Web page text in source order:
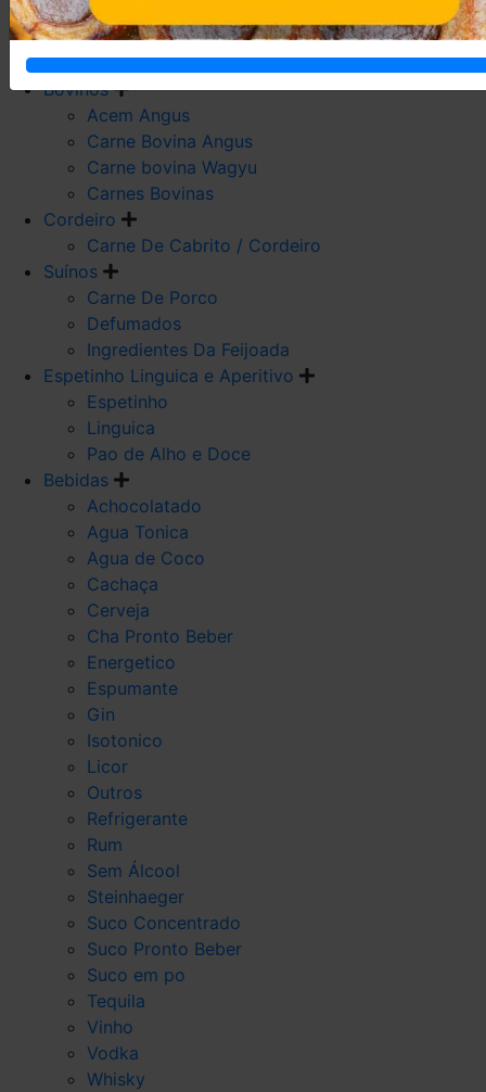
Carne De Frango
Carne De Galeto
Codorna
Bovinos
Acem Angus
Carne Bovina Angus
Carne bovina Wagyu
Carnes Bovinas
Cordeiro
Carne De Cabrito / Cordeiro
Suínos
Carne De Porco
Defumados
Ingredientes Da Feijoada
Espetinho Linguica e Aperitivo
Espetinho
Linguica
Pao de Alho e Doce
Bebidas
Achocolatado
Agua Tonica
Agua de Coco
Cachaça
Cerveja
Cha Pronto Beber
Energetico
Espumante
Gin
Isotonico
Licor
Outros
Refrigerante
Rum
Sem Álcool
Steinhaeger
Suco Concentrado
Suco Pronto Beber
Suco em po
Tequila
Vinho
Vodka
Whisky